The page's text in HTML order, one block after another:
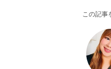
この記事